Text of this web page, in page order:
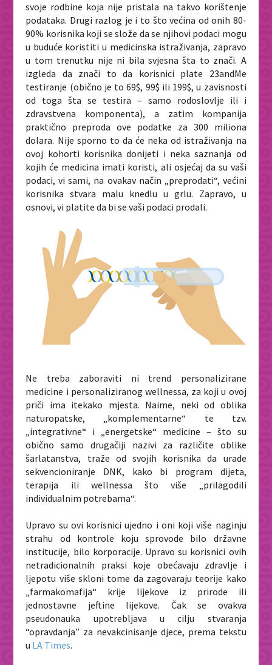
svoje rodbine koja nije pristala na takvo korištenje
podataka. Drugi razlog je i to što većina od onih 80-
90% korisnika koji se slože da se njihovi podaci mogu
u buduće koristiti u medicinska istraživanja, zapravo
u tom trenutku nije ni bila svjesna šta to znači. A
izgleda da znači to da korisnici plate 23andMe
testiranje (obično je to 69$, 99$ ili 199$, u zavisnosti
od toga šta se testira – samo rodoslovlje ili i
zdravstvena komponenta), a zatim kompanija
praktično preproda ove podatke za 300 miliona
dolara. Nije sporno to da će neka od istraživanja na
ovoj kohorti korisnika donijeti i neka saznanja od
kojih će medicina imati koristi, ali osjećaj da su vaši
podaci, vi sami, na ovakav način „preprodati“, većini
korisnika stvara malu knedlu u grlu. Zapravo, u
osnovi, vi platite da bi se vaši podaci prodali.
Ne treba zaboraviti ni trend personalizirane
medicine i personaliziranog wellnessa, za koji u ovoj
priči ima itekako mjesta. Naime, neki od oblika
naturopatske, „komplementarne“ te tzv.
„integrativne“ i „energetske“ medicine – što su
obično samo drugačiji nazivi za različite oblike
šarlatanstva, traže od svojih korisnika da urade
sekvencioniranje DNK, kako bi program dijeta,
terapija ili wellnessa što više „prilagodili
individualnim potrebama“.
Upravo su ovi korisnici ujedno i oni koji više naginju
strahu od kontrole koju sprovode bilo državne
institucije, bilo korporacije. Upravo su korisnici ovih
netradicionalnih praksi koje obećavaju zdravlje i
ljepotu više skloni tome da zagovaraju teorije kako
„farmakomafija“ krije lijekove iz prirode ili
jednostavne jeftine lijekove. Čak se ovakva
pseudonauka upotrebljava u cilju stvaranja
“opravdanja” za nevakcinisanje djece, prema tekstu
u LA Times.